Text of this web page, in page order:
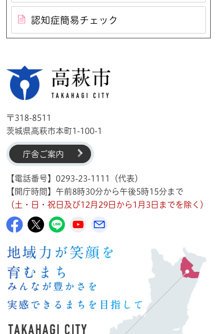
認知症簡易チェック
〒318-8511
茨城県高萩市本町1-100-1
庁舎ご案内
【電話番号】0293-23-1111（代表）
【開庁時間】午前8時30分から午後5時15分まで
（土・日・祝日及び12月29日から1月3日までを除く）
高萩市公式Facebook
高萩市公式X
高萩市公式LINE
高萩市YouTube公式チャンネル